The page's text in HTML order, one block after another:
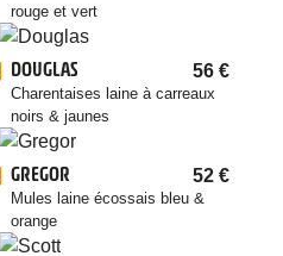
rouge et vert
DOUGLAS 56 €
Charentaises laine à carreaux
noirs & jaunes
GREGOR 52 €
Mules laine écossais bleu &
orange